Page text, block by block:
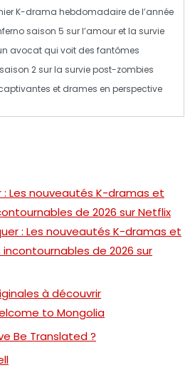
K-drama hebdomadaire de l’année
saison 5 sur l’amour et la survie
avocat qui voit des fantômes
2 sur la survie post-zombies
et drames en perspective
Les nouveautés K-dramas et
de 2026 sur Netflix
: Les nouveautés K-dramas et
de 2026 sur
à découvrir
to Mongolia
Be Translated ?